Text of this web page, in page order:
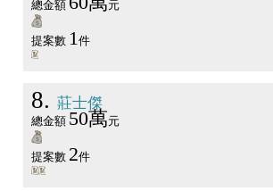
總金額 元
提案數 1件
8 莊士傑
總金額 50萬元
提案數 2件